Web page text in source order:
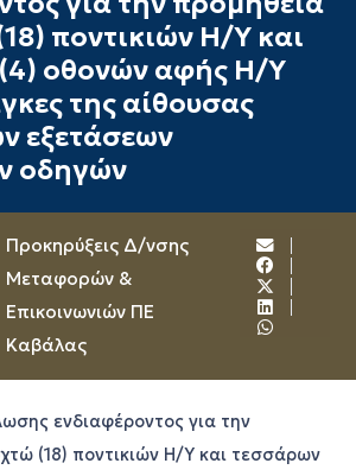
ποντικιών Η/Υ και
οθονών αφής Η/Υ
της αίθουσας
εξετάσεων
οδηγών
Προκηρύξεις Δ/νσης
Μεταφορών &
Επικοινωνιών ΠΕ
Καβάλας
ενδιαφέροντος για την
(18) ποντικιών Η/Υ και τεσσάρων